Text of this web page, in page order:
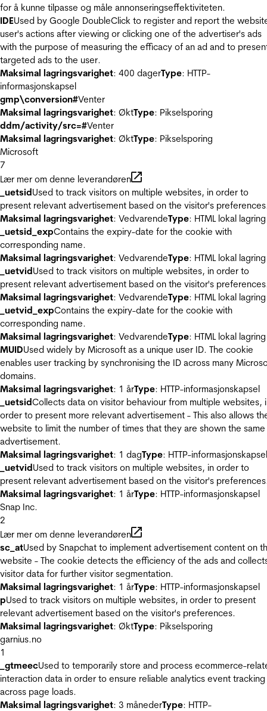
for å kunne tilpasse og måle annonseringseffektiviteten.
IDEUsed by Google DoubleClick to register and report the
user's actions after viewing or clicking one of the advertiser's ads
with the purpose of measuring the efficacy of an ad and to
targeted ads to the user.
Maksimal lagringsvarighet: 400 dagerType: HTTP-
informasjonskapsel
gmp\conversion#Venter
Maksimal lagringsvarighet: ØktType: Pikselsporing
ddm/activity/src=#Venter
Maksimal lagringsvarighet: ØktType: Pikselsporing
Microsoft
7
Lær mer om denne leverandøren
_uetsidUsed to track visitors on multiple websites, in order to
present relevant advertisement based on the visitor's
Maksimal lagringsvarighet: VedvarendeType: HTML lokal lagring
_uetsid_expContains the expiry-date for the cookie with
corresponding name.
Maksimal lagringsvarighet: VedvarendeType: HTML lokal lagring
_uetvidUsed to track visitors on multiple websites, in order to
present relevant advertisement based on the visitor's
Maksimal lagringsvarighet: VedvarendeType: HTML lokal lagring
_uetvid_expContains the expiry-date for the cookie with
corresponding name.
Maksimal lagringsvarighet: VedvarendeType: HTML lokal lagring
MUIDUsed widely by Microsoft as a unique user ID. The cookie
enables user tracking by synchronising the ID across many
domains.
Maksimal lagringsvarighet: 1 årType: HTTP-informasjonskapsel
_uetsidCollects data on visitor behaviour from multiple websites,
order to present more relevant advertisement - This also allows
website to limit the number of times that they are shown the same
advertisement.
Maksimal lagringsvarighet: 1 dagType: HTTP-informasjonskapsel
_uetvidUsed to track visitors on multiple websites, in order to
present relevant advertisement based on the visitor's
Maksimal lagringsvarighet: 1 årType: HTTP-informasjonskapsel
Snap Inc.
2
Lær mer om denne leverandøren
sc_atUsed by Snapchat to implement advertisement content on
website - The cookie detects the efficiency of the ads and
visitor data for further visitor segmentation.
Maksimal lagringsvarighet: 1 årType: HTTP-informasjonskapsel
pUsed to track visitors on multiple websites, in order to present
relevant advertisement based on the visitor's preferences.
Maksimal lagringsvarighet: ØktType: Pikselsporing
garnius.no
1
_gtmeecUsed to temporarily store and process ecommerce-
interaction data in order to ensure reliable analytics event tracking
across page loads.
Maksimal lagringsvarighet: 3 månederType: HTTP-